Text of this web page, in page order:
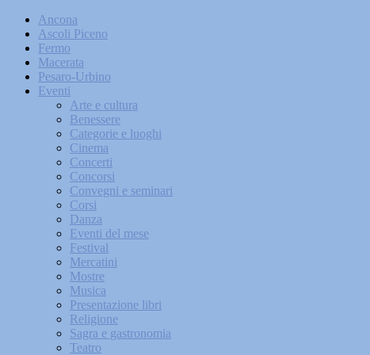
Ancona
Ascoli Piceno
Fermo
Macerata
Pesaro-Urbino
Eventi
Arte e cultura
Benessere
Categorie e luoghi
Cinema
Concerti
Concorsi
Convegni e seminari
Corsi
Danza
Eventi del mese
Festival
Mercatini
Mostre
Musica
Presentazione libri
Religione
Sagra e gastronomia
Teatro